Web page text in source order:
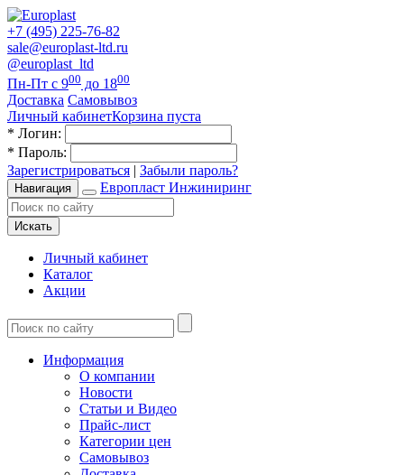
+7 (495) 225-76-82
sale@europlast-ltd.ru
@europlast_ltd
Пн-Пт с 900 до 1800
Доставка Самовывоз
Личный кабинетКорзина пуста
* Логин:
* Пароль:
Зарегистрироваться | Забыли пароль?
Навигация Европласт Инжиниринг
Искать
Личный кабинет
Каталог
Акции
Информация
О компании
Новости
Статьи и Видео
Прайс-лист
Категории цен
Самовывоз